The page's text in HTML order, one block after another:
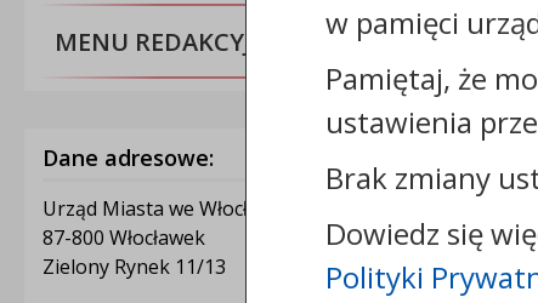
MENU REDAKCYJNE
Dane adresowe:
Urząd Miasta we Włocławku
87-800 Włocławek
Zielony Rynek 11/13
w pamięci
Pamiętaj, że
ustawienia
Brak zmiany
Dowiedz się
Polityki